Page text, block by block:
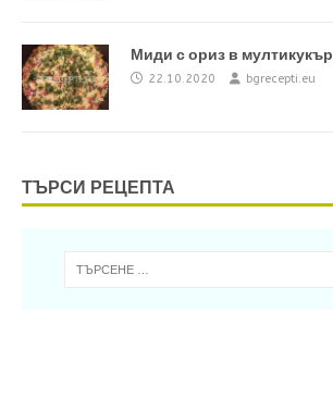
Миди с ориз в мултикукър
22.10.2020 bgrecepti.eu
ТЪРСИ РЕЦЕПТА